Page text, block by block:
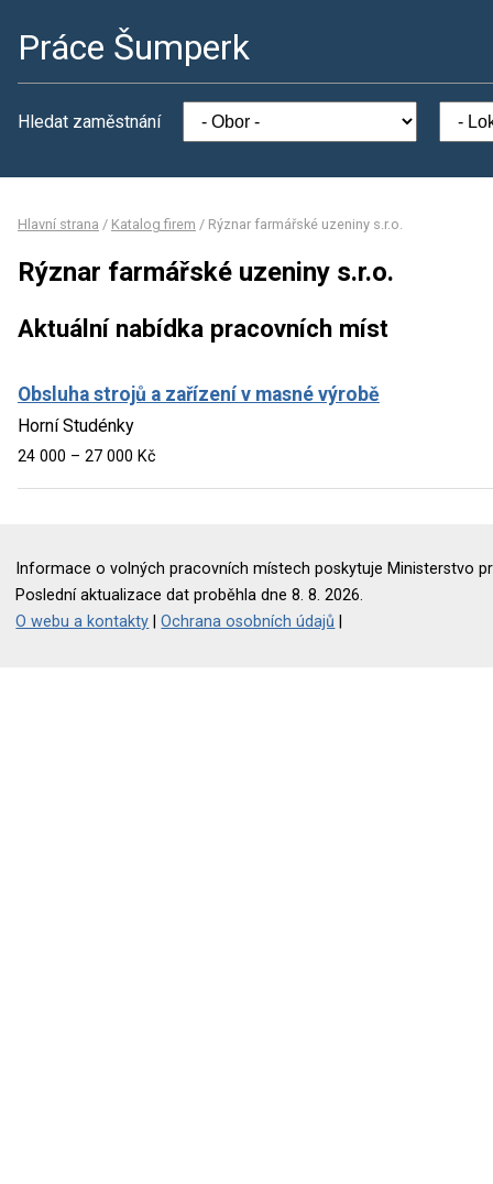
Práce Šumperk
Hledat zaměstnání
Hlavní strana / Katalog firem / Rýznar farmářské uzeniny s.r.o.
Rýznar farmářské uzeniny s.r.o.
Aktuální nabídka pracovních míst
Obsluha strojů a zařízení v masné výrobě
Horní Studénky
24 000 – 27 000 Kč
Informace o volných pracovních místech poskytuje Ministerstvo
Poslední aktualizace dat proběhla dne 8. 8. 2026.
O webu a kontakty |Ochrana osobních údajů